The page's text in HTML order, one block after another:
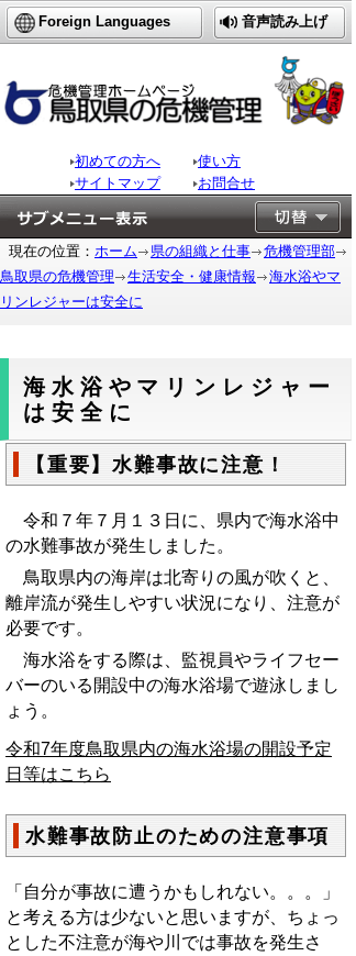
Foreign Languages 音声読み上げ
初めての方へ
使い方
サイトマップ
お問合せ
現在の位置： ホーム 県の組織と仕事
危機管理部
鳥取県の危機管理
生活安全・健康情報
海水浴やマ
リンレジャーは安全に
海水浴やマリンレジャー
は安全に
【重要】水難事故に注意！
令和７年７月１３日に、県内で海水浴中
の水難事故が発生しました。
鳥取県内の海岸は北寄りの風が吹くと、
離岸流が発生しやすい状況になり、注意が
必要です。
海水浴をする際は、監視員やライフセー
バーのいる開設中の海水浴場で遊泳しまし
ょう。
令和7年度鳥取県内の海水浴場の開設予定
日等はこちら
水難事故防止のための注意事項
「自分が事故に遭うかもしれない。。。」
と考える方は少ないと思いますが、ちょっ
とした不注意が海や川では事故を発生さ